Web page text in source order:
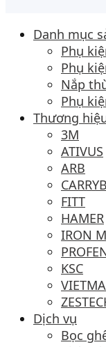
Danh mục
Phụ
Phụ
Nắp
Phụ
Thương
3M
ATIVUS
ARB
FITT
HAMER
IRON
KSC
Dịch vụ
Bọc